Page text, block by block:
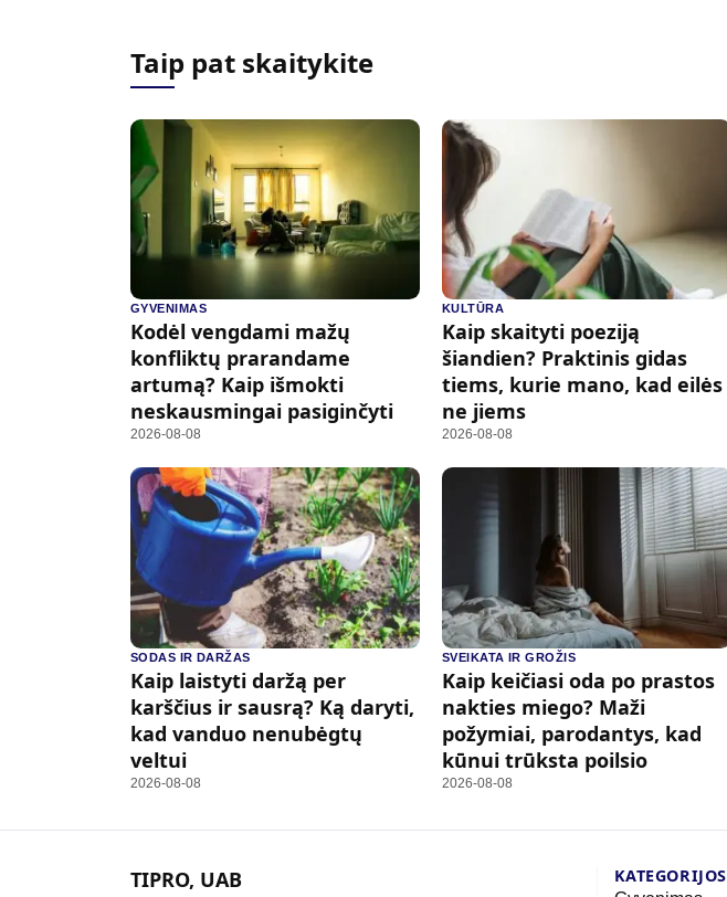
Taip pat skaitykite
GYVENIMAS
Kodėl vengdami mažų
konfliktų prarandame
artumą? Kaip išmokti
neskausmingai pasiginčyti
2026-08-08
KULTŪRA
Kaip skaityti poeziją
šiandien? Praktinis gidas
tiems, kurie mano, kad eilės
ne jiems
2026-08-08
SODAS IR DARŽAS
Kaip laistyti daržą per
karščius ir sausrą? Ką daryti,
kad vanduo nenubėgtų
veltui
2026-08-08
SVEIKATA IR GROŽIS
Kaip keičiasi oda po prastos
nakties miego? Maži
požymiai, parodantys, kad
kūnui trūksta poilsio
2026-08-08
TIPRO, UAB KATEGORIJOS